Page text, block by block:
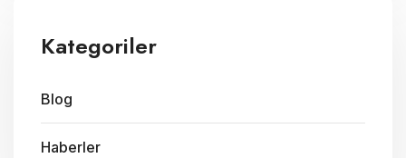
Kategoriler
Blog
Haberler